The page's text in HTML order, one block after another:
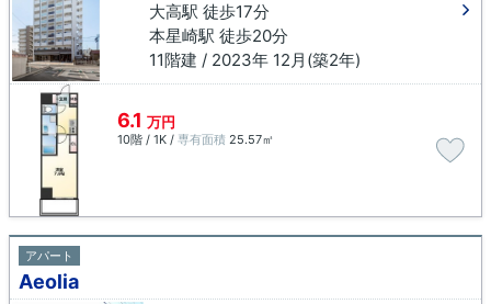
大高駅 徒歩17分
本星崎駅 徒歩20分
11階建 / 2023年 12月(築2年)
6.1 万円
10階 / 1K / 専有面積 25.57㎡
アパート
Aeolia